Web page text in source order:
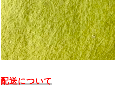
配送について